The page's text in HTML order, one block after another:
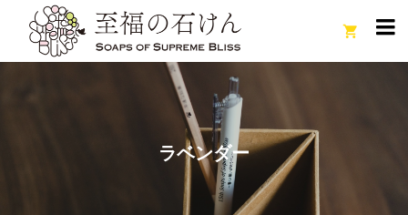

ラベンダー